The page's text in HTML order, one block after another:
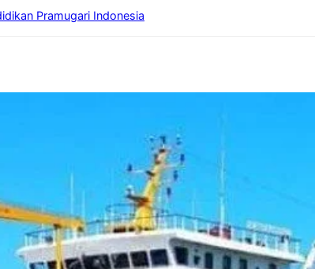
Pramugari Indonesia